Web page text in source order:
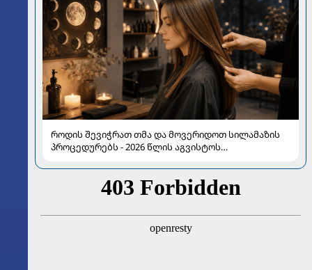
როდის შევიჭრათ თმა და მოვერიდოთ სილამაზის
პროცედურებს - 2026 წლის აგვისტოს